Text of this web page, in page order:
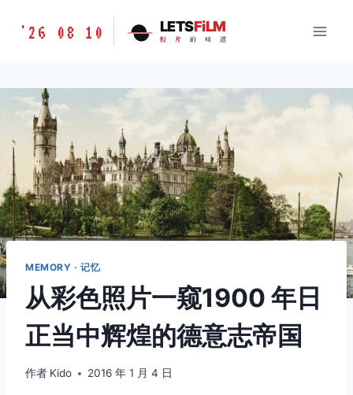
胶
味
道
LETSFILM
'26 08 10 LETSFiLM
胶 片 的 味 道
MEMORY · 记忆
从彩色照片一窥1900 年日
正当中辉煌的德意志帝国
作者 Kido 2016 年 1 月 4 日